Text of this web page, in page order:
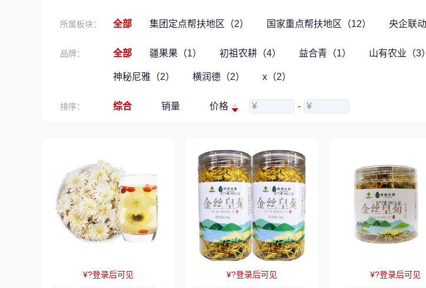
所属板块： 全部 集团定点帮扶地区（2） 国家重点帮扶地区（12） 央企联
品牌： 全部 疆果果（1） 初祖农耕（4） 益合青（1） 山有农业（3）
神秘尼雅（2） 横润德（2） x（2）
排序： 综合 销量 价格 ¥ - ¥
¥?登录后可见
¥?登录后可见
¥?登录后可见